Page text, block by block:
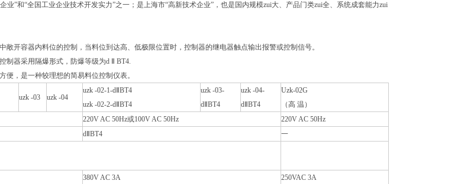
业”和“全国工业企业技术开发实力”之一；是上海市“高新技术企业”，也是国内规模zui大、产品门类zui全、系统成套能力zui
敞开容器内料位的控制，当料位到达高、低极限位置时，控制器的继电器触点输出报警或控制信号。
制器采用隔爆形式，防爆等级为d Ⅱ BT4.
便，是一种较理想的简易料位控制仪表。
uzk -03 uzk -04
uzk -02-1-dⅡBT4
uzk -02-2-dⅡBT4
uzk -03-
dⅡBT4
uzk -04-
dⅡBT4
Uzk-02G
（高 温）
220V AC 50Hz或100V AC 50Hz
220V AC 50Hz
dⅡBT4
一
380V AC 3A
250VAC 3A